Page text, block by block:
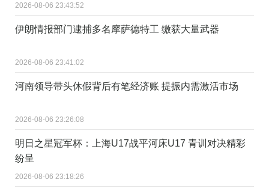
2026-08-06 23:43:52
伊朗情报部门逮捕多名摩萨德特工 缴获大量武器
2026-08-06 23:41:02
河南领导带头休假背后有笔经济账 提振内需激活市场
2026-08-06 23:26:08
明日之星冠军杯：上海U17战平河床U17 青训对决精彩
纷呈
2026-08-06 23:18:26